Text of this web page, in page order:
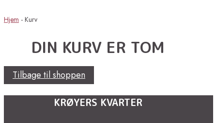
Hjem - Kurv
DIN KURV ER TOM
Tilbage til shoppen
KRØYERS KVARTER